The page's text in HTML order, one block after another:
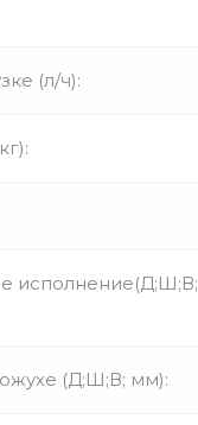
(л/ч):
исполнение(Д;Ш;В;
(Д;Ш;В; мм):